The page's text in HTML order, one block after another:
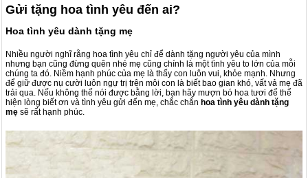
Gửi tặng hoa tình yêu đến ai?
Hoa tình yêu dành tặng mẹ
Nhiều người nghĩ rằng hoa tình yêu chỉ để dành tặng người yêu của mình
nhưng bạn cũng đừng quên nhé mẹ cũng chính là một tình yêu to lớn của mỗi
chúng ta đó. Niềm hạnh phúc của mẹ là thấy con luôn vui, khỏe mạnh. Nhưng
để giữ được nụ cười luôn ngự trị trên môi con là biết bao gian khó, vất vả mẹ đã
trải qua. Nếu không thể nói được bằng lời, bạn hãy mượn bó hoa tươi để thể
hiện lòng biết ơn và tình yêu gửi đến mẹ, chắc chắn hoa tình yêu dành tặng
mẹ sẽ rất hạnh phúc.